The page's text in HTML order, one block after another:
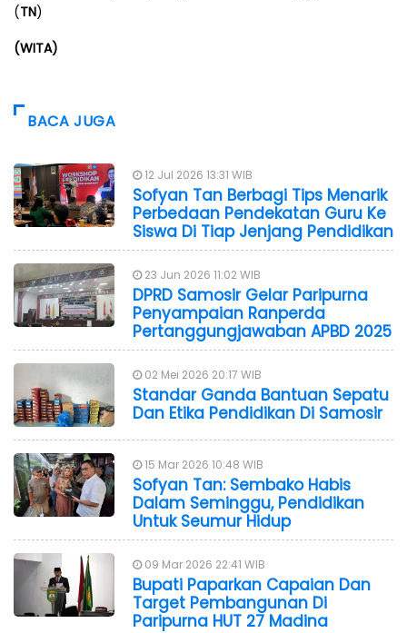
(TN)
(WITA)
BACA JUGA
12 Jul 2026 13:31 WIB
Sofyan Tan Berbagi Tips Menarik
Perbedaan Pendekatan Guru Ke
Siswa Di Tiap Jenjang Pendidikan
23 Jun 2026 11:02 WIB
DPRD Samosir Gelar Paripurna
Penyampaian Ranperda
Pertanggungjawaban APBD 2025
02 Mei 2026 20:17 WIB
Standar Ganda Bantuan Sepatu
Dan Etika Pendidikan Di Samosir
15 Mar 2026 10:48 WIB
Sofyan Tan: Sembako Habis
Dalam Seminggu, Pendidikan
Untuk Seumur Hidup
09 Mar 2026 22:41 WIB
Bupati Paparkan Capaian Dan
Target Pembangunan Di
Paripurna HUT 27 Madina